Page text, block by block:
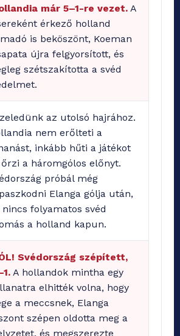
már 5–1-re vezet. A
érkező holland
is beköszönt, Koeman
újra felgyorsított, és
szétszakította a svéd
az utolsó hajrához.
nem erőlteti a
inkább hűti a játékot
a háromgólos előnyt.
próbál még
Elanga gólja után,
nincs folyamatos svéd
a holland kapun.
Svédország szépített,
A hollandok mintha egy
elhitték volna, hogy
a meccsnek, Elanga
szépen oldotta meg a
és megszerezte